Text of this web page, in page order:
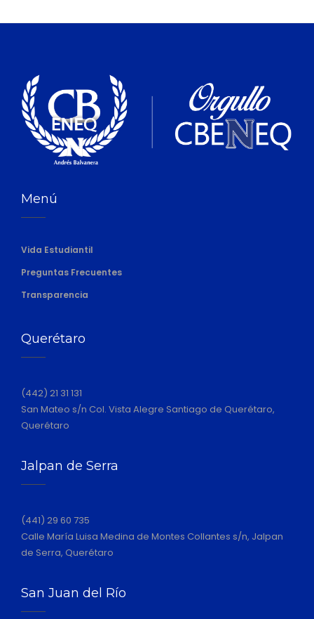
Menú
Vida Estudiantil
Preguntas Frecuentes
Transparencia
Querétaro
(442) 21 31 131
San Mateo s/n Col. Vista Alegre Santiago de Querétaro,
Querétaro
Jalpan de Serra
(441) 29 60 735
Calle María Luisa Medina de Montes Collantes s/n, Jalpan
de Serra, Querétaro
San Juan del Río